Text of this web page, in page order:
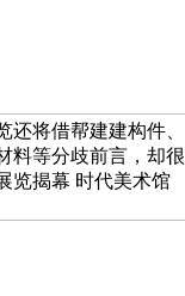
将借帮建建构件、
料等分歧前言，却很
览揭幕 时代美术馆